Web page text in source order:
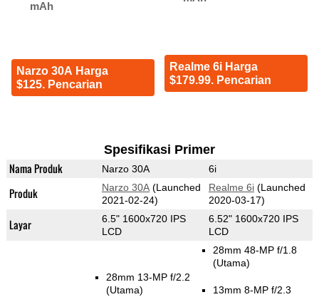
mAh
Narzo 30A Harga
$125. Pencarian
Realme 6i Harga
$179.99. Pencarian
Spesifikasi Primer
Nama Produk Narzo 30A 6i
Produk Narzo 30A(Launched
2021-02-24)
Realme 6i(Launched
2020-03-17)
Layar
6.5" 1600x720 IPS
LCD
6.52" 1600x720 IPS
LCD
28mm 13-MP f/2.2
(Utama)
28mm 48-MP f/1.8
(Utama)
13mm 8-MP f/2.3